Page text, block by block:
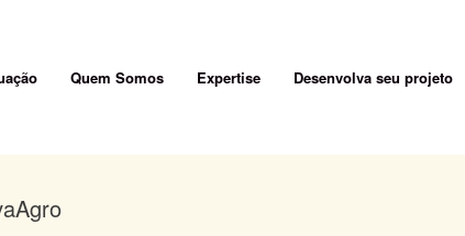
Quem Somos Expertise Desenvolva seu projeto